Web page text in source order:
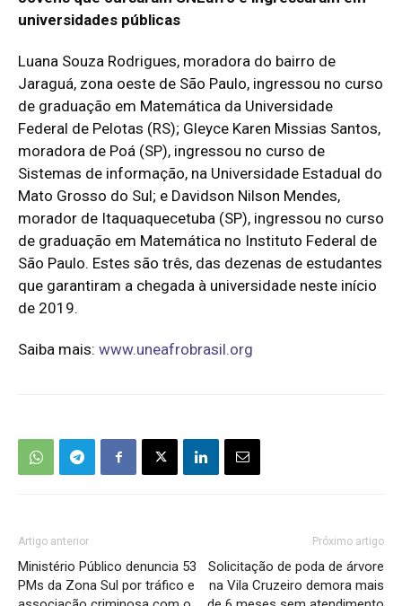
universidades públicas
Luana Souza Rodrigues, moradora do bairro de
Jaraguá, zona oeste de São Paulo, ingressou no curso
de graduação em Matemática da Universidade
Federal de Pelotas (RS); Gleyce Karen Missias Santos,
moradora de Poá (SP), ingressou no curso de
Sistemas de informação, na Universidade Estadual do
Mato Grosso do Sul; e Davidson Nilson Mendes,
morador de Itaquaquecetuba (SP), ingressou no curso
de graduação em Matemática no Instituto Federal de
São Paulo. Estes são três, das dezenas de estudantes
que garantiram a chegada à universidade neste início
de 2019.
Saiba mais: www.uneafrobrasil.org
Artigo anterior
Ministério Público denuncia 53
PMs da Zona Sul por tráfico e
Próximo artigo
Solicitação de poda de árvore
na Vila Cruzeiro demora mais